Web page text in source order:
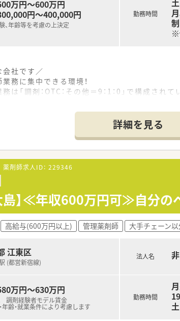
万円～600万円
円～400,000円
、年齢等を考慮の上決定
勤務時間
制
※
会社です／
務に集中できる環境！
は「調剤：OTC：その他＝9：1：0」で構成されて
に利便性の高いシステムを導入することで、時
やスポーツクラブなどのグループ企業と共に、
ち時間に買物を…」「いつも利用するスーパー
数の医療機関から発行された面分業の処方せんが
剤の種類が多く、疾患内容も多岐にわたってお
キルの向上が可能！
業支援も行っており、開院時からマンツーマン
、しっかりと薬剤師スキルを豊富な処方箋枚数
様へのフォローアップやトレーシングレポー
30歳代の若い薬剤師が薬局や本部スタッフとし
別は関係なく、実務力を兼ね備え挑戦をする姿
の面談では、上長と自身のビジョンや悩みなど
、充実した休暇制度・福利厚生！
詳細を見る
薬剤師求人ID： 229346
島】≪年収600万円可≫自分
高給与(600万円以上) 管理薬剤師 大手チェーン
江東区
(都営新宿線)
万円～630万円
剤経験者モデル賃金
年齢・就業条件により考慮します
法人名
勤務時間